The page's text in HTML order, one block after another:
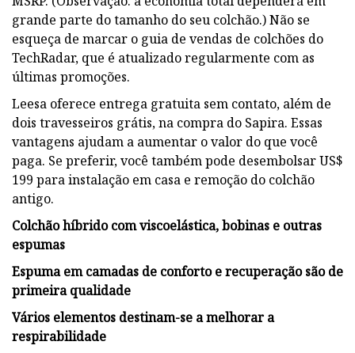
grande parte do tamanho do seu colchão.) Não se
esqueça de marcar o guia de vendas de colchões do
TechRadar, que é atualizado regularmente com as
últimas promoções.
Leesa oferece entrega gratuita sem contato, além de
dois travesseiros grátis, na compra do Sapira. Essas
vantagens ajudam a aumentar o valor do que você
paga. Se preferir, você também pode desembolsar US$
199 para instalação em casa e remoção do colchão
antigo.
Colchão híbrido com viscoelástica, bobinas e outras
espumas
Espuma em camadas de conforto e recuperação são de
primeira qualidade
Vários elementos destinam-se a melhorar a
respirabilidade